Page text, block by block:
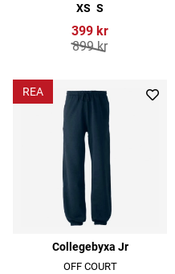
XS S
399 kr
899 kr
REA
Collegebyxa Jr
OFF COURT